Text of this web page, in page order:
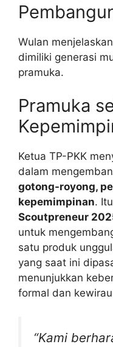
Wulan
dimiliki generasi
pramuka.
Pramuka
Ketua TP-PKK
dalam
gotong-royong,
kepemimpinan.
Scoutpreneur
untuk
satu produk
yang saat ini
menunjukkan
formal dan
“Kami